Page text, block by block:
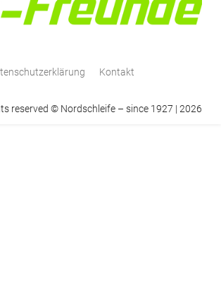
Kontakt
reserved © Nordschleife – since 1927 | 2026